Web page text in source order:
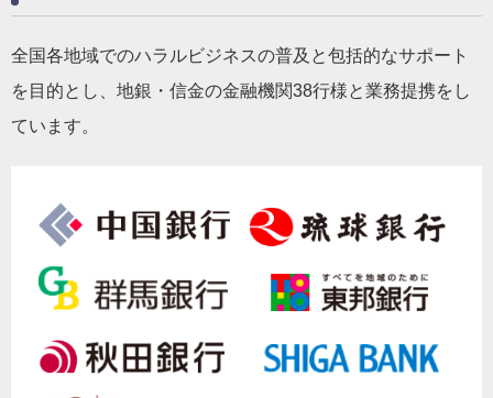
全国各地域でのハラルビジネスの普及と包括的なサポート
を目的とし、地銀・信金の金融機関38行様と業務提携をし
ています。